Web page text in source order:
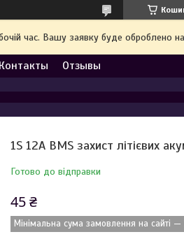
час. Вашу заявку буде оброблено
Контакты Отзывы
1S 12A BMS захист літієвих
Готово до відправки
45 ₴
Мінімальна сума замовлення на сайті